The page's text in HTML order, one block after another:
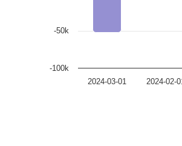
2024-03-01 2024-02-
-100k
-50k